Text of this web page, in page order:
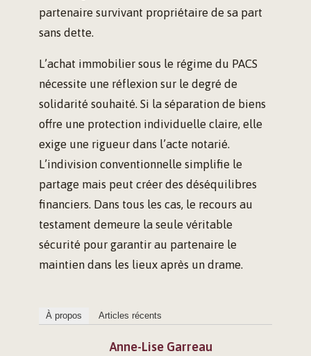
partenaire survivant propriétaire de sa part
sans dette.
L’achat immobilier sous le régime du PACS
nécessite une réflexion sur le degré de
solidarité souhaité. Si la séparation de biens
offre une protection individuelle claire, elle
exige une rigueur dans l’acte notarié.
L’indivision conventionnelle simplifie le
partage mais peut créer des déséquilibres
financiers. Dans tous les cas, le recours au
testament demeure la seule véritable
sécurité pour garantir au partenaire le
maintien dans les lieux après un drame.
À propos Articles récents
Anne-Lise Garreau